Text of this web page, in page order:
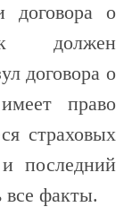
договора о
должен
договора о
право
страховых
и последний
все факты.